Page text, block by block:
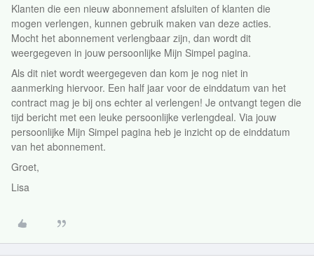
Klanten die een nieuw abonnement afsluiten of klanten die
mogen verlengen, kunnen gebruik maken van deze acties.
Mocht het abonnement verlengbaar zijn, dan wordt dit
weergegeven in jouw persoonlijke Mijn Simpel pagina.
Als dit niet wordt weergegeven dan kom je nog niet in
aanmerking hiervoor. Een half jaar voor de einddatum van het
contract mag je bij ons echter al verlengen! Je ontvangt tegen die
tijd bericht met een leuke persoonlijke verlengdeal. Via jouw
persoonlijke Mijn Simpel pagina heb je inzicht op de einddatum
van het abonnement.
Groet,
Lisa